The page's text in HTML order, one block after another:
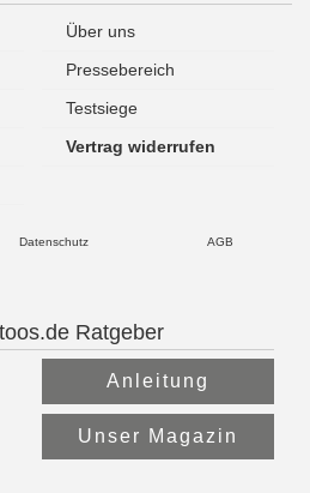
Über uns
Pressebereich
Testsiege
Vertrag widerrufen
Datenschutz AGB
Ratgeber
Anleitung
Unser Magazin